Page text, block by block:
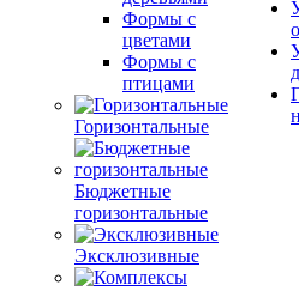
Формы с
цветами
Формы с
птицами
Горизонтальные
Бюджетные
горизонтальные
Эксклюзивные